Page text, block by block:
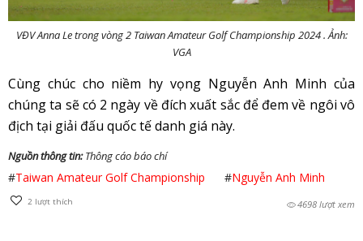
VĐV Anna Le trong vòng 2 Taiwan Amateur Golf Championship 2024 . Ảnh:
VGA
Cùng chúc cho niềm hy vọng Nguyễn Anh Minh của
chúng ta sẽ có 2 ngày về đích xuất sắc để đem về ngôi vô
địch tại giải đấu quốc tế danh giá này.
Nguồn thông tin:Thông cáo báo chí
#Taiwan Amateur Golf Championship #Nguyễn Anh Minh
2 lượt thích 4698 lượt xem